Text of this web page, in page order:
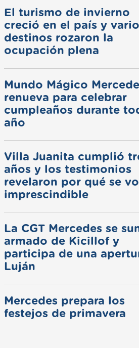
El turismo de invierno
creció en el país y
destinos rozaron la
ocupación plena
Mundo Mágico
renueva para celebrar
cumpleaños durante
año
Villa Juanita cumplió
años y los testimonios
revelaron por qué se
imprescindible
La CGT Mercedes se
armado de Kicillof y
participa de una
Luján
Mercedes prepara los
festejos de primavera